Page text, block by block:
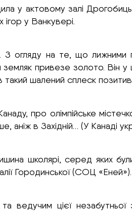
у актовому залі
ігор у Ванкувері.
З огляду на те, що
земляк привезе золото. Він
такий шалений сплеск
про олімпійське
аніж в Західній… (У Канаді
школярі, серед яких
Городинської (СОЦ «Еней»).
та ведучим цієї